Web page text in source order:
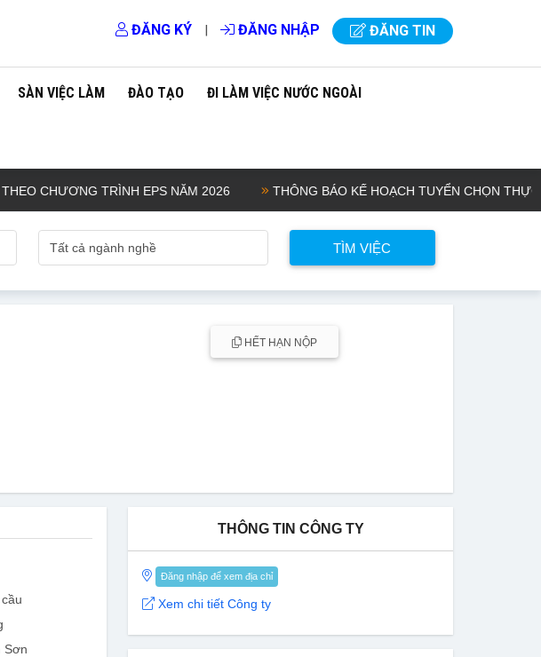
ĐĂNG KÝ | ĐĂNG NHẬP ĐĂNG TIN
SÀN VIỆC LÀM ĐÀO TẠO ĐI LÀM VIỆC NƯỚC NGOÀI
CHƯƠNG TRÌNH EPS NĂM 2026 THÔNG BÁO KẾ HOẠCH TUYỂN CHỌN THỰC
HẾT HẠN NỘP
Sơn
THÔNG TIN CÔNG TY
Đăng nhập để xem địa chỉ
Xem chi tiết Công ty